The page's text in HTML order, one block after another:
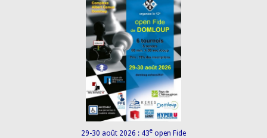
29-30 août 2026 : 43e open Fide